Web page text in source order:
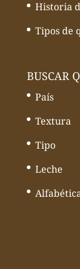
Historia
Tipos de
BUSCAR
País
Textura
Tipo
Leche